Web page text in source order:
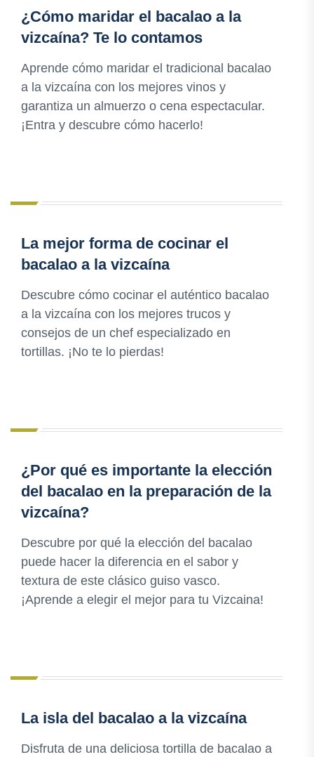
¿Cómo maridar el bacalao a la
vizcaína? Te lo contamos
Aprende cómo maridar el tradicional bacalao
a la vizcaína con los mejores vinos y
garantiza un almuerzo o cena espectacular.
¡Entra y descubre cómo hacerlo!
La mejor forma de cocinar el
bacalao a la vizcaína
Descubre cómo cocinar el auténtico bacalao
a la vizcaína con los mejores trucos y
consejos de un chef especializado en
tortillas. ¡No te lo pierdas!
¿Por qué es importante la elección
del bacalao en la preparación de la
vizcaína?
Descubre por qué la elección del bacalao
puede hacer la diferencia en el sabor y
textura de este clásico guiso vasco.
¡Aprende a elegir el mejor para tu Vizcaina!
La isla del bacalao a la vizcaína
Disfruta de una deliciosa tortilla de bacalao a